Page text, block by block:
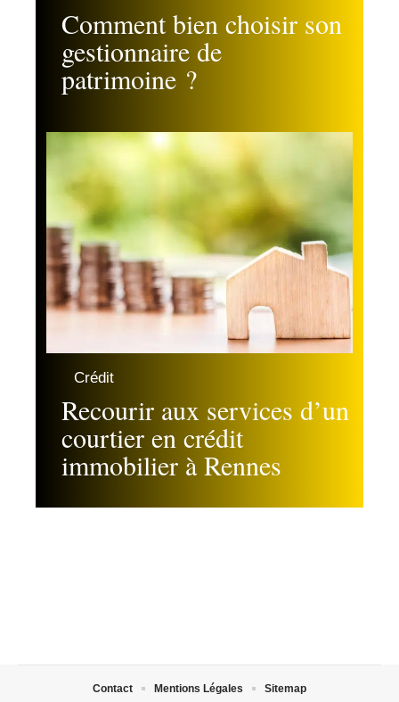
Comment bien choisir son
gestionnaire de
patrimoine ?
Crédit
Recourir aux services d’un
courtier en crédit
immobilier à Rennes
Contact Mentions Légales Sitemap